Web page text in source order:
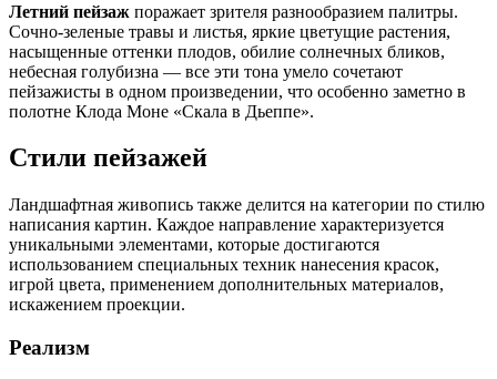
Летний пейзаж поражает зрителя разнообразием палитры.
Сочно-зеленые травы и листья, яркие цветущие растения,
насыщенные оттенки плодов, обилие солнечных бликов,
небесная голубизна — все эти тона умело сочетают
пейзажисты в одном произведении, что особенно заметно в
полотне Клода Моне «Скала в Дьеппе».
Стили пейзажей
Ландшафтная живопись также делится на категории по стилю
написания картин. Каждое направление характеризуется
уникальными элементами, которые достигаются
использованием специальных техник нанесения красок,
игрой цвета, применением дополнительных материалов,
искажением проекции.
Реализм